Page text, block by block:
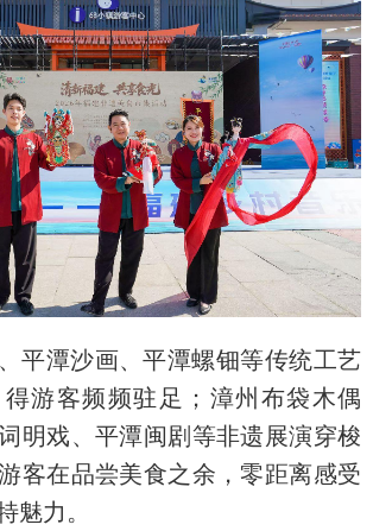
平潭沙画、平潭螺钿等传统工艺
游客频频驻足；漳州布袋木偶
明戏、平潭闽剧等非遗展演穿梭
客在品尝美食之余，零距离感受
魅力。